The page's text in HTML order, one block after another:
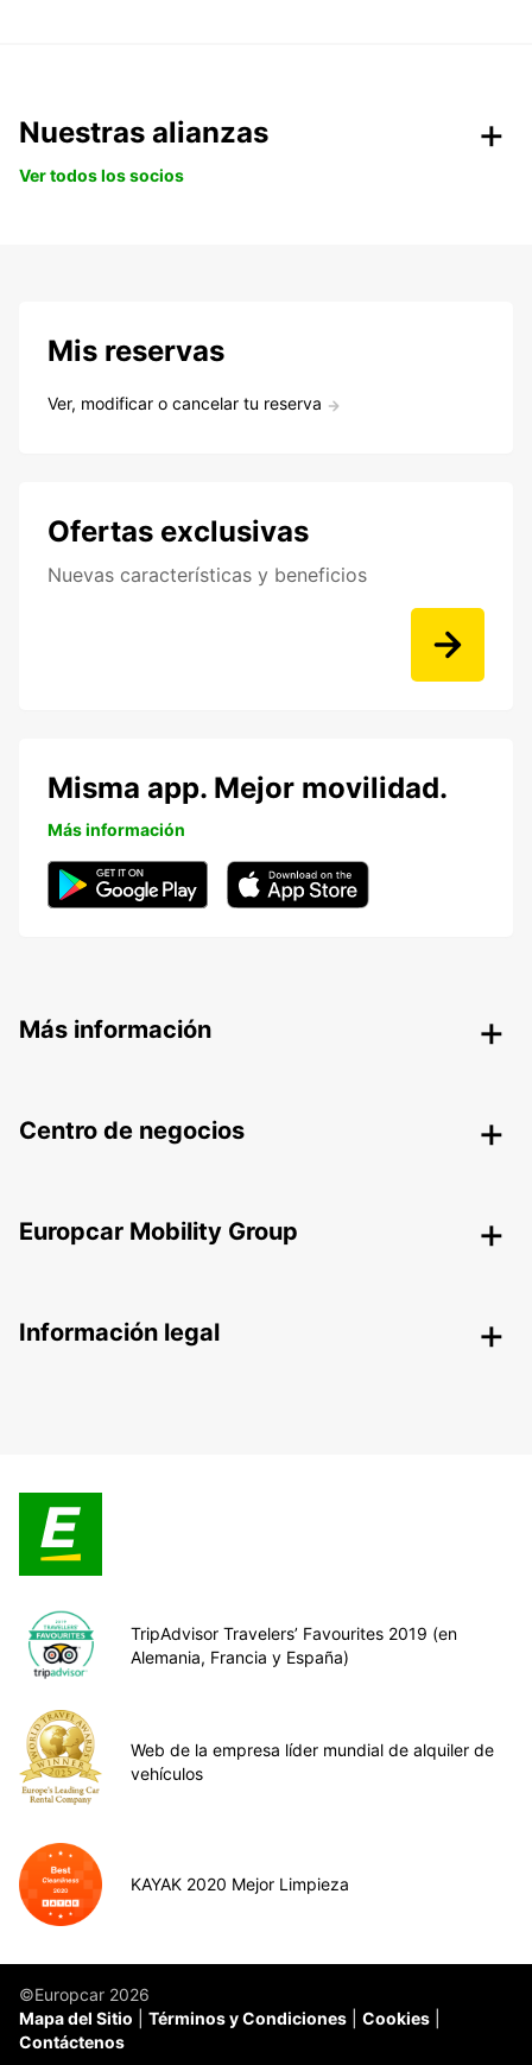
Nuestras alianzas
Ver todos los socios
Mis reservas
Ver, modificar o cancelar tu reserva
Ofertas exclusivas
Nuevas características y beneficios
Misma app. Mejor movilidad.
Más información
Más información
Centro de negocios
Europcar Mobility Group
Información legal
TripAdvisor Travelers’ Favourites 2019 (en
Alemania, Francia y España)
Web de la empresa líder mundial de alquiler de
vehículos
KAYAK 2020 Mejor Limpieza
©Europcar 2026
Mapa del Sitio
Términos y Condiciones
Cookies
Contáctenos